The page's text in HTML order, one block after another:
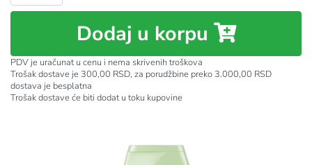
Dodaj u korpu
PDV je uračunat u cenu i nema skrivenih troškova
Trošak dostave je 300,00 RSD, za porudžbine preko 3.000,00 RSD
dostava je besplatna
Trošak dostave će biti dodat u toku kupovine